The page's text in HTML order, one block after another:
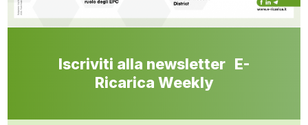
Iscriviti alla newsletter E-
Ricarica Weekly